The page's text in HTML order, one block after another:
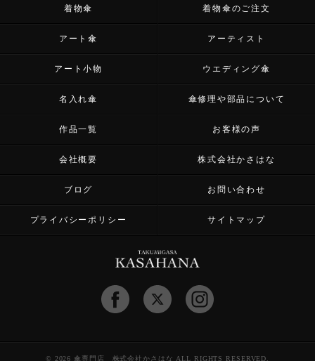
着物傘 着物傘のご注文
アート傘 アーティスト
アート小物 ウエディング傘
名入れ傘 傘修理や部品について
作品一覧 お客様の声
会社概要 株式会社かさはな
ブログ お問い合わせ
プライバシーポリシー サイトマップ
© 2026 傘専門店 株式会社かさはな ALL RIGHTS RESERVED.